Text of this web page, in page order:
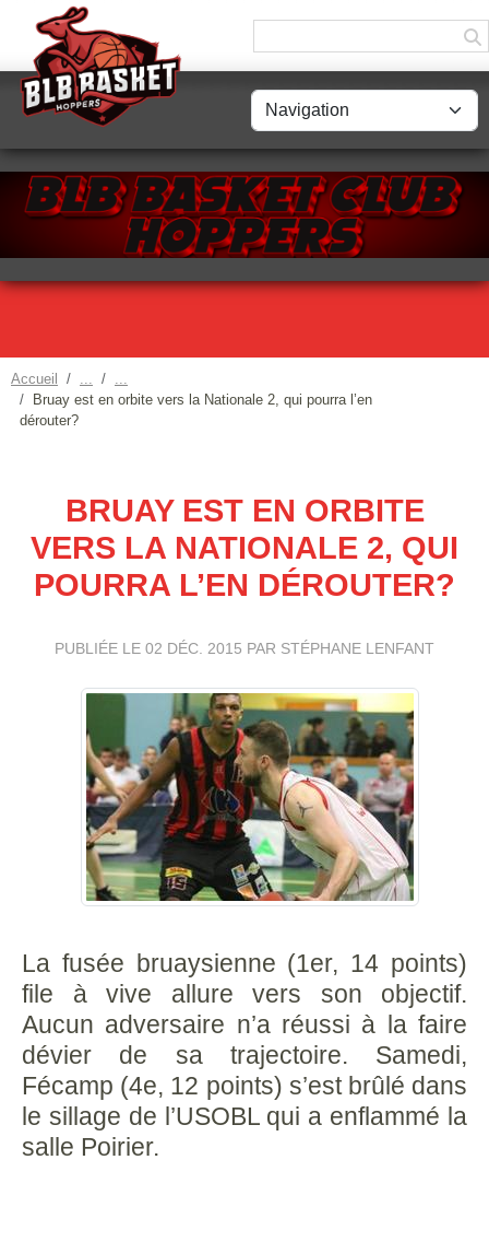
Accueil
Bruay est en orbite vers la Nationale 2, qui pourra l’en
dérouter?
BRUAY EST EN ORBITE
VERS LA NATIONALE 2, QUI
POURRA L’EN DÉROUTER?
PUBLIÉE LE 02 DÉC. 2015 PAR STÉPHANE LENFANT
La fusée bruaysienne (1er, 14 points)
file à vive allure vers son objectif.
Aucun adversaire n’a réussi à la faire
dévier de sa trajectoire. Samedi,
Fécamp (4e, 12 points) s’est brûlé dans
le sillage de l’USOBL qui a enflammé la
salle Poirier.
Panneau de gestion des cookies